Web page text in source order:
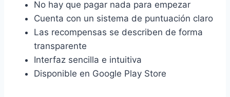
No hay que pagar nada para empezar
Cuenta con un sistema de puntuación claro
Las recompensas se describen de forma
transparente
Interfaz sencilla e intuitiva
Disponible en Google Play Store